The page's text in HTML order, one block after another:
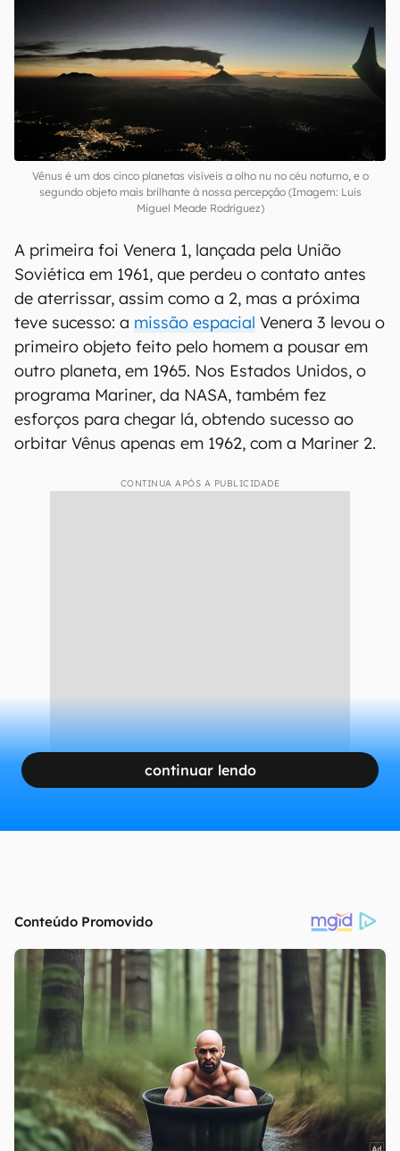
Vênus é um dos cinco planetas visíveis a olho nu no céu noturno, e o
segundo objeto mais brilhante à nossa percepção (Imagem: Luis
Miguel Meade Rodríguez)
A primeira foi Venera 1, lançada pela União
Soviética em 1961, que perdeu o contato antes
de aterrissar, assim como a 2, mas a próxima
teve sucesso: a missão espacial Venera 3 levou o
primeiro objeto feito pelo homem a pousar em
outro planeta, em 1965. Nos Estados Unidos, o
programa Mariner, da NASA, também fez
esforços para chegar lá, obtendo sucesso ao
orbitar Vênus apenas em 1962, com a Mariner 2.
CONTINUA APÓS A PUBLICIDADE
continuar lendo